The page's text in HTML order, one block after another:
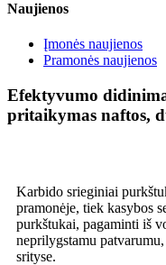
Naujienos
Įmonės naujienos
Pramonės naujienos
Efektyvumo
pritaikymas naftos,
Karbido srieginiai
pramonėje, tiek kasybos
purkštukai, pagaminti iš
neprilygstamu
srityse.